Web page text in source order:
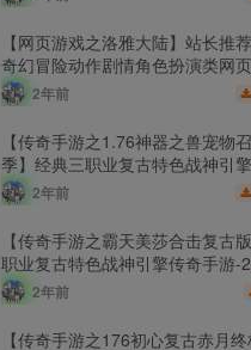
GM工具！
【网页游戏之洛雅大陆】站长推
奇幻冒险动作剧情角色扮演类网
年8月7日最新打包Wn服务端源
程-微端-GM工具-详细外网教程！
2年前
【传奇手游之1.76神器之兽宠物
季】经典三职业复古特色战神引
游-2024年8月7日最新打包Win服
频架设教程-新版GM多功能网页授
台-GM直冲网页后台-安卓苹果
本！
2年前
【传奇手游之霸天美莎合击复古
职业复古特色战神引擎传奇手游-
日最新打包Win服务端源码视频
版GM多功能网页授权物品后台-
后台-安卓苹果IOS双端版本！
2年前
【传奇手游之176初心复古赤月